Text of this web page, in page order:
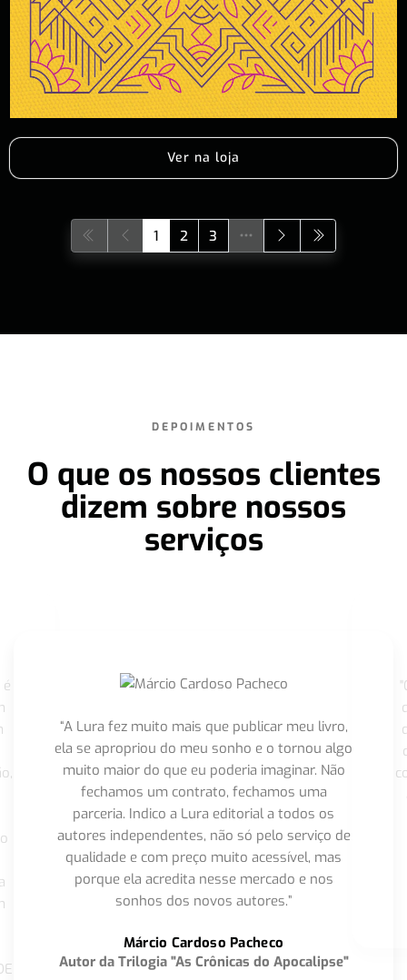
Ver na loja
1 2 3
DEPOIMENTOS
O que os nossos clientes
dizem sobre nossos
serviços
“A Lura fez muito mais que publicar meu livro,
ela se apropriou do meu sonho e o tornou algo
muito maior do que eu poderia imaginar. Não
fechamos um contrato, fechamos uma
parceria. Indico a Lura editorial a todos os
autores independentes, não só pelo serviço de
qualidade e com preço muito acessível, mas
porque ela acredita nesse mercado e nos
sonhos dos novos autores.”
Márcio Cardoso Pacheco
Autor da Trilogia "As Crônicas do Apocalipse"